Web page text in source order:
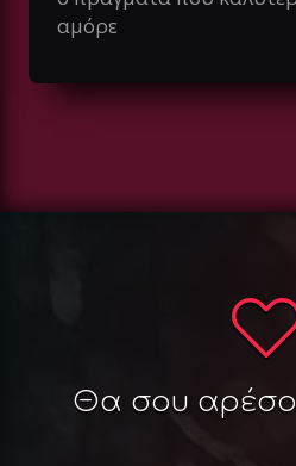
αμόρε
Θα σου